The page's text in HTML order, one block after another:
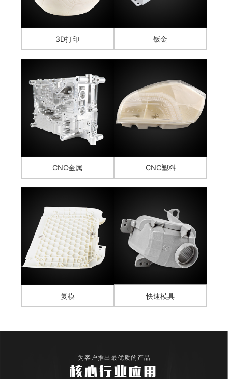
3D打印 钣金
CNC金属 CNC塑料
复模 快速模具
为客户推出最优质的产品
核心行业应用